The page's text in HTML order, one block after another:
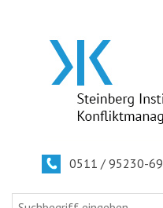
0511 / 95230-69